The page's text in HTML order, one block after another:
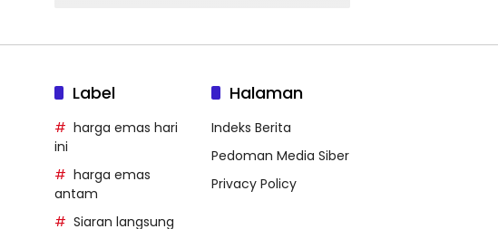
Label
harga emas hari
ini
harga emas
antam
Siaran langsung
Halaman
Indeks Berita
Pedoman Media Siber
Privacy Policy